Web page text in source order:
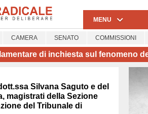
MENU
CAMERA SENATO COMMISSIONI
di inchiesta sul fenomeno
Silvana Saguto e del
magistrati della Sezione
del Tribunale di